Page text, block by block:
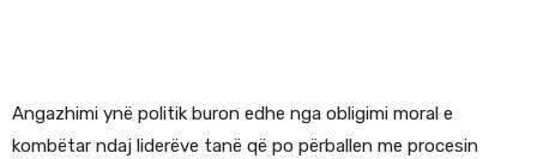
Angazhimi ynë politik buron edhe nga obligimi moral e
kombëtar ndaj liderëve tanë që po përballen me procesin